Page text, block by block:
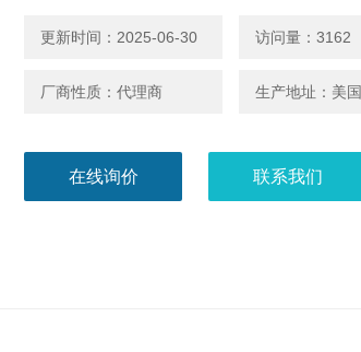
更新时间：2025-06-30 访问量：3162
厂商性质：代理商 生产地址：美国
在线询价 联系我们